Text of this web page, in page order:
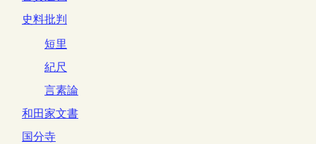
史料批判
短里
紀尺
言素論
和田家文書
国分寺